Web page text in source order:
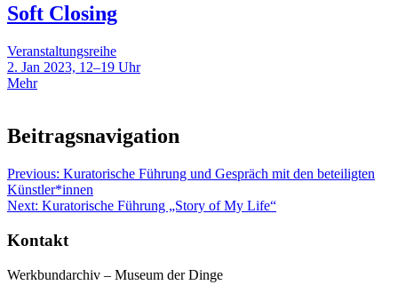
Soft Closing
Veranstaltungsreihe
2. Jan 2023, 12–19 Uhr
Mehr
Beitragsnavigation
Previous: Kuratorische Führung und Gespräch mit den beteiligten
Künstler*innen
Next: Kuratorische Führung „Story of My Life“
Kontakt
Werkbundarchiv – Museum der Dinge